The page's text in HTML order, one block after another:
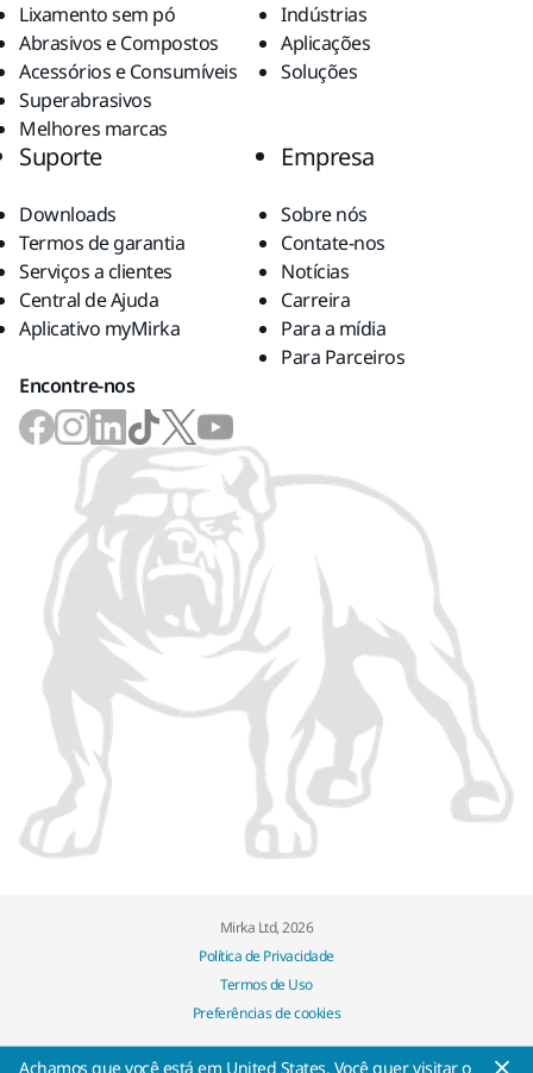
Lixamento sem pó
Abrasivos e Compostos
Acessórios e Consumíveis
Superabrasivos
Melhores marcas
Indústrias
Aplicações
Soluções
Suporte
Downloads
Termos de garantia
Serviços a clientes
Central de Ajuda
Aplicativo myMirka
Empresa
Sobre nós
Contate-nos
Notícias
Carreira
Para a mídia
Para Parceiros
Encontre-nos
Mirka Ltd, 2026
Política de Privacidade
Termos de Uso
Preferências de cookies
Achamos que você está em United States. Você quer visitar o